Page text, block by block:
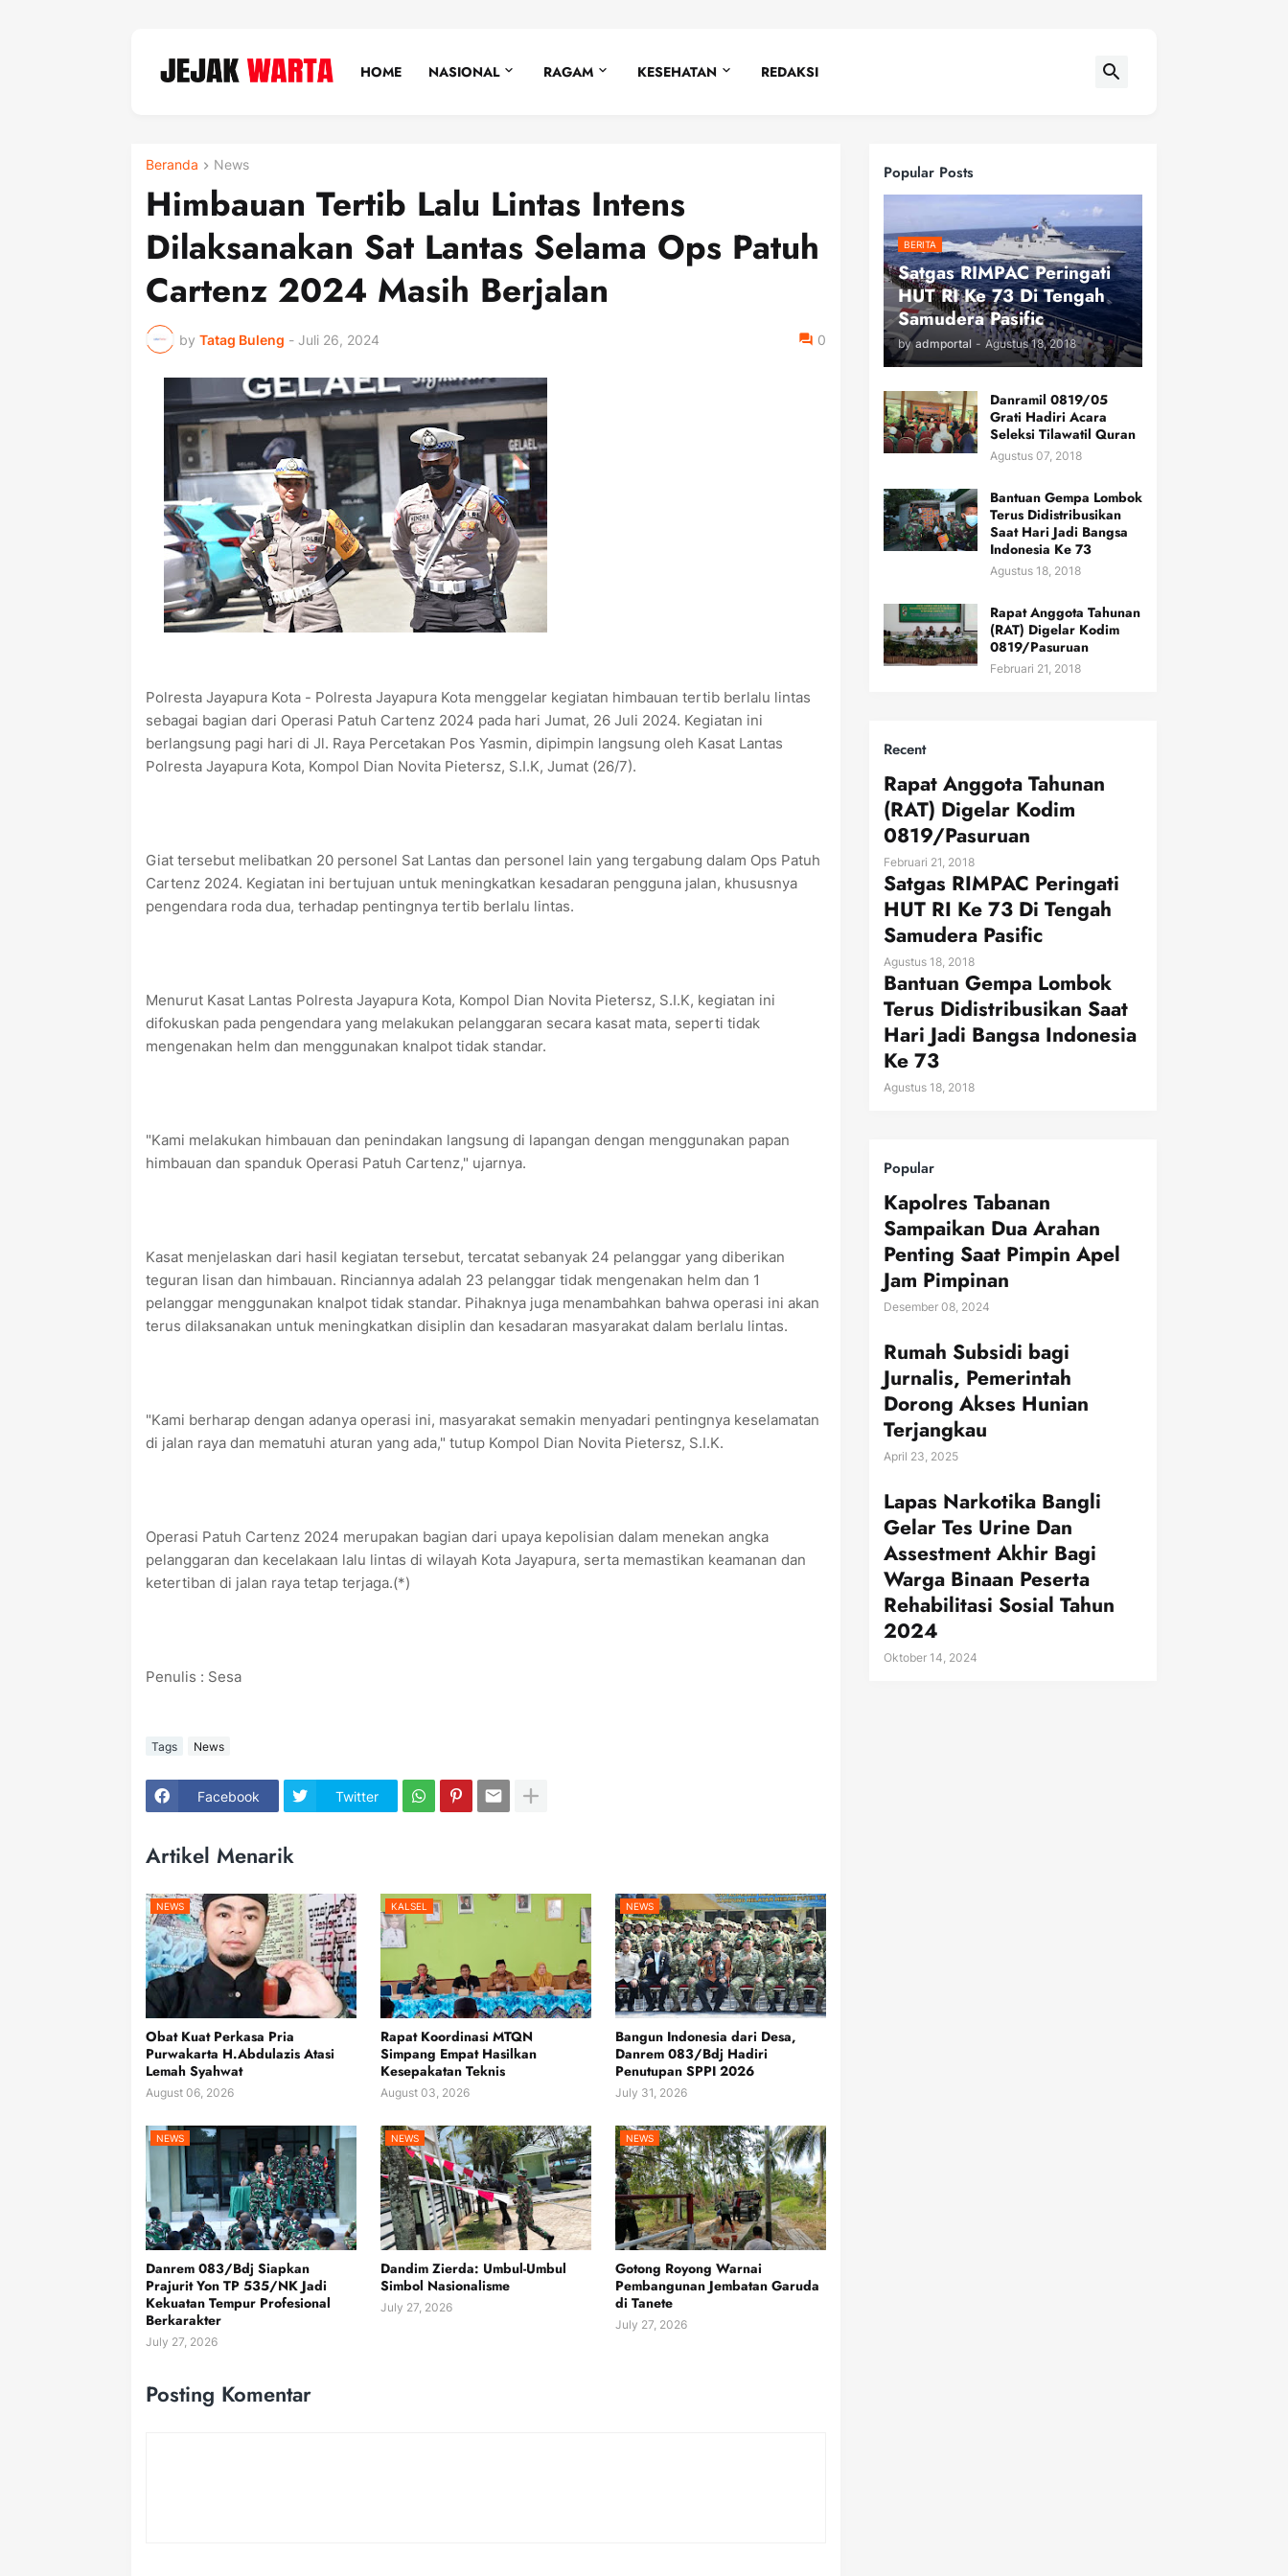
HOME NASIONAL RAGAM KESEHATAN REDAKSI
Beranda News
Himbauan Tertib Lalu Lintas Intens
Dilaksanakan Sat Lantas Selama Ops Patuh
Cartenz 2024 Masih Berjalan
by Tatag Buleng - Juli 26, 2024 0
Polresta Jayapura Kota - Polresta Jayapura Kota menggelar kegiatan himbauan tertib berlalu lintas
sebagai bagian dari Operasi Patuh Cartenz 2024 pada hari Jumat, 26 Juli 2024. Kegiatan ini
berlangsung pagi hari di Jl. Raya Percetakan Pos Yasmin, dipimpin langsung oleh Kasat Lantas
Polresta Jayapura Kota, Kompol Dian Novita Pietersz, S.I.K, Jumat (26/7).
Giat tersebut melibatkan 20 personel Sat Lantas dan personel lain yang tergabung dalam Ops Patuh
Cartenz 2024. Kegiatan ini bertujuan untuk meningkatkan kesadaran pengguna jalan, khususnya
pengendara roda dua, terhadap pentingnya tertib berlalu lintas.
Menurut Kasat Lantas Polresta Jayapura Kota, Kompol Dian Novita Pietersz, S.I.K, kegiatan ini
difokuskan pada pengendara yang melakukan pelanggaran secara kasat mata, seperti tidak
mengenakan helm dan menggunakan knalpot tidak standar.
"Kami melakukan himbauan dan penindakan langsung di lapangan dengan menggunakan papan
himbauan dan spanduk Operasi Patuh Cartenz," ujarnya.
Kasat menjelaskan dari hasil kegiatan tersebut, tercatat sebanyak 24 pelanggar yang diberikan
teguran lisan dan himbauan. Rinciannya adalah 23 pelanggar tidak mengenakan helm dan 1
pelanggar menggunakan knalpot tidak standar. Pihaknya juga menambahkan bahwa operasi ini akan
terus dilaksanakan untuk meningkatkan disiplin dan kesadaran masyarakat dalam berlalu lintas.
"Kami berharap dengan adanya operasi ini, masyarakat semakin menyadari pentingnya keselamatan
di jalan raya dan mematuhi aturan yang ada," tutup Kompol Dian Novita Pietersz, S.I.K.
Operasi Patuh Cartenz 2024 merupakan bagian dari upaya kepolisian dalam menekan angka
pelanggaran dan kecelakaan lalu lintas di wilayah Kota Jayapura, serta memastikan keamanan dan
ketertiban di jalan raya tetap terjaga.(*)
Penulis : Sesa
Tags News
Facebook Twitter
Artikel Menarik
NEWS
Obat Kuat Perkasa Pria
Purwakarta H.Abdulazis Atasi
Lemah Syahwat
August 06, 2026
KALSEL
Rapat Koordinasi MTQN
Simpang Empat Hasilkan
Kesepakatan Teknis
August 03, 2026
NEWS
Bangun Indonesia dari Desa,
Danrem 083/Bdj Hadiri
Penutupan SPPI 2026
July 31, 2026
NEWS
Danrem 083/Bdj Siapkan
Prajurit Yon TP 535/NK Jadi
Kekuatan Tempur Profesional
Berkarakter
July 27, 2026
NEWS
Dandim Zierda: Umbul-Umbul
Simbol Nasionalisme
July 27, 2026
NEWS
Gotong Royong Warnai
Pembangunan Jembatan Garuda
di Tanete
July 27, 2026
Posting Komentar
Popular Posts
BERITA
Satgas RIMPAC Peringati
HUT RI Ke 73 Di Tengah
Samudera Pasific
by admportal - Agustus 18, 2018
Danramil 0819/05
Grati Hadiri Acara
Seleksi Tilawatil Quran
Agustus 07, 2018
Bantuan Gempa Lombok
Terus Didistribusikan
Saat Hari Jadi Bangsa
Indonesia Ke 73
Agustus 18, 2018
Rapat Anggota Tahunan
(RAT) Digelar Kodim
0819/Pasuruan
Februari 21, 2018
Recent
Rapat Anggota Tahunan
(RAT) Digelar Kodim
0819/Pasuruan
Februari 21, 2018
Satgas RIMPAC Peringati
HUT RI Ke 73 Di Tengah
Samudera Pasific
Agustus 18, 2018
Bantuan Gempa Lombok
Terus Didistribusikan Saat
Hari Jadi Bangsa Indonesia
Ke 73
Agustus 18, 2018
Popular
Kapolres Tabanan
Sampaikan Dua Arahan
Penting Saat Pimpin Apel
Jam Pimpinan
Desember 08, 2024
Rumah Subsidi bagi
Jurnalis, Pemerintah
Dorong Akses Hunian
Terjangkau
April 23, 2025
Lapas Narkotika Bangli
Gelar Tes Urine Dan
Assestment Akhir Bagi
Warga Binaan Peserta
Rehabilitasi Sosial Tahun
2024
Oktober 14, 2024